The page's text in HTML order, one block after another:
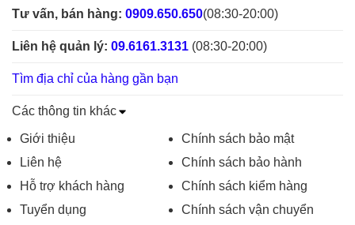
Tư vấn, bán hàng: 0909.650.650(08:30-20:00)
Liên hệ quản lý: 09.6161.3131 (08:30-20:00)
Tìm địa chỉ của hàng gần bạn
Các thông tin khác
Giới thiệu
Liên hệ
Hỗ trợ khách hàng
Tuyển dụng
Chính sách bảo mật
Chính sách bảo hành
Chính sách kiểm hàng
Chính sách vận chuyển